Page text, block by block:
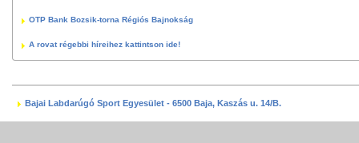
OTP Bank Bozsik-torna Régiós Bajnokság
A rovat régebbi híreihez kattintson ide!
Bajai Labdarúgó Sport Egyesület - 6500 Baja, Kaszás u. 14/B.